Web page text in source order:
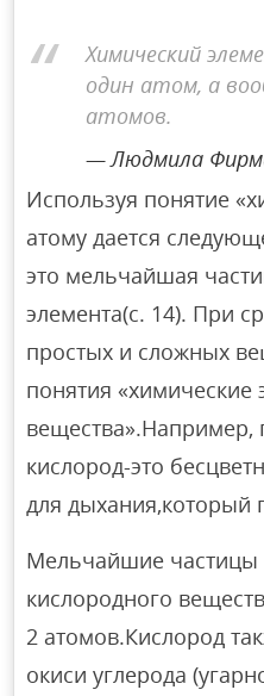
Химический
один атом, а
атомов.
Людмила
Используя понятие
атому дается
это мельчайшая
элемента(с. 14). При
простых и сложных
понятия
вещества».Например,
кислород-это
для дыхания,который
Мельчайшие частицы
кислородного
2 атомов.Кислород
окиси углерода